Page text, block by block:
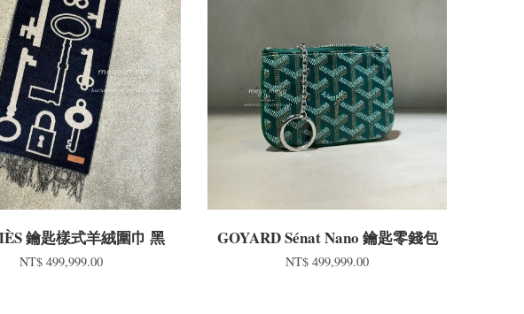
鑰匙樣式羊絨圍巾 黑
NT$ 499,999.00
GOYARD Sénat Nano 鑰匙零錢包
NT$ 499,999.00